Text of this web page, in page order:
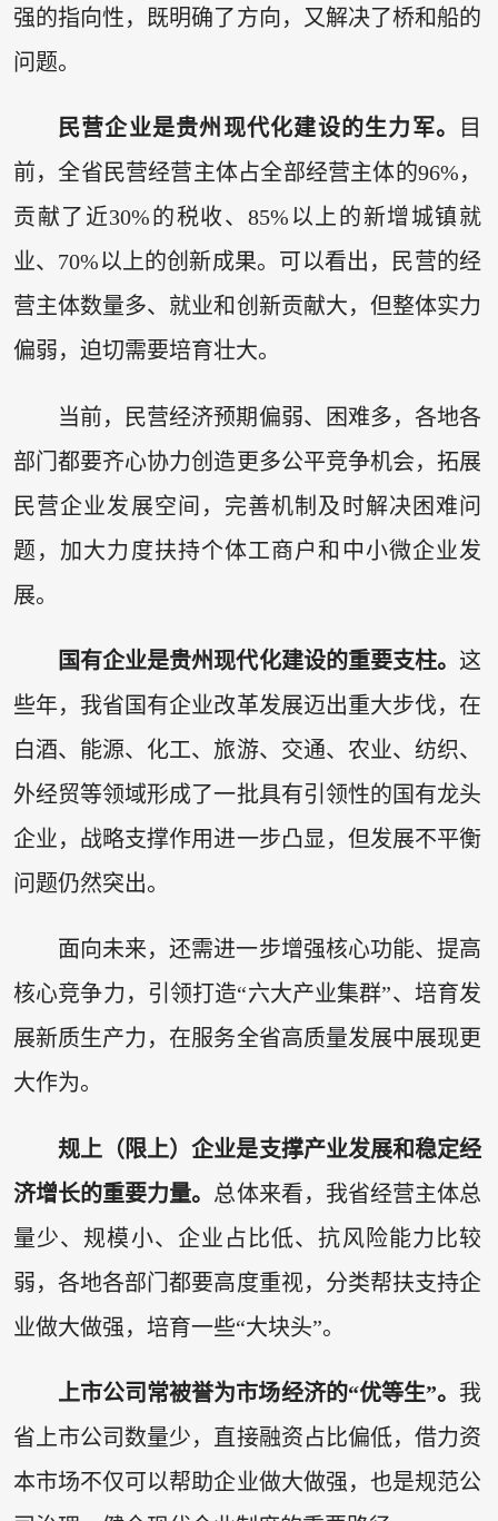
强的指向性，既明确了方向，又解决了桥和船的
问题。
民营企业是贵州现代化建设的生力军。
目
前，全省民营经营主体占全部经营主体的96%，
贡献了近30%的税收、85%以上的新增城镇就
业、70%以上的创新成果。可以看出，民营的经
营主体数量多、就业和创新贡献大，但整体实力
偏弱，迫切需要培育壮大。
当前，民营经济预期偏弱、困难多，各地各
部门都要齐心协力创造更多公平竞争机会，拓展
民营企业发展空间，完善机制及时解决困难问
题，加大力度扶持个体工商户和中小微企业发
展。
国有企业是贵州现代化建设的重要支柱。 这
些年，我省国有企业改革发展迈出重大步伐，在
白酒、能源、化工、旅游、交通、农业、纺织、
外经贸等领域形成了一批具有引领性的国有龙头
企业，战略支撑作用进一步凸显，但发展不平衡
问题仍然突出。
面向未来，还需进一步增强核心功能、提高
核心竞争力，引领打造“六大产业集群”、培育发
展新质生产力，在服务全省高质量发展中展现更
大作为。
规上（限上）企业是支撑产业发展和稳定经
济增长的重要力量。 总体来看，我省经营主体总
量少、规模小、企业占比低、抗风险能力比较
弱，各地各部门都要高度重视，分类帮扶支持企
业做大做强，培育一些“大块头”。
上市公司常被誉为市场经济的“优等生”。 我
省上市公司数量少，直接融资占比偏低，借力资
本市场不仅可以帮助企业做大做强，也是规范公